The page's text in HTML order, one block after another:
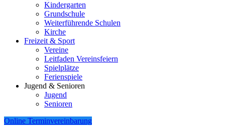
Kindergarten
Grundschule
Weiterführende Schulen
Kirche
Freizeit & Sport
Vereine
Leitfaden Vereinsfeiern
Spielplätze
Ferienspiele
Jugend & Senioren
Jugend
Senioren
Online Terminvereinbarung